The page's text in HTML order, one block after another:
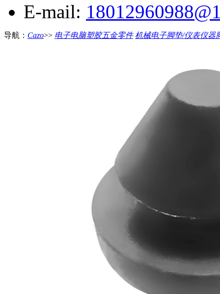
E-mail:
导航： Cazo>> 电子电脑塑胶五金零件 机械电子脚垫/仪表仪器